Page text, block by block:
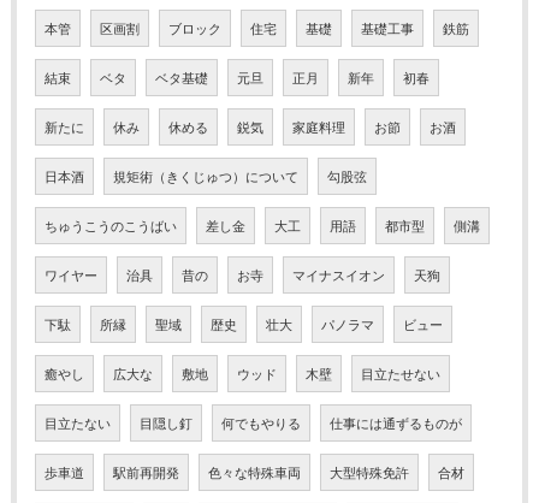
本管 区画割 ブロック 住宅 基礎 基礎工事 鉄筋
結束 ベタ ベタ基礎 元旦 正月 新年 初春
新たに 休み 休める 鋭気 家庭料理 お節 お酒
日本酒 規矩術（きくじゅつ）について 勾股弦
ちゅうこうのこうばい 差し金 大工 用語 都市型 側溝
ワイヤー 治具 昔の お寺 マイナスイオン 天狗
下駄 所縁 聖域 歴史 壮大 パノラマ ビュー
癒やし 広大な 敷地 ウッド 木壁 目立たせない
目立たない 目隠し釘 何でもやりる 仕事には通ずるものが
歩車道 駅前再開発 色々な特殊車両 大型特殊免許 合材